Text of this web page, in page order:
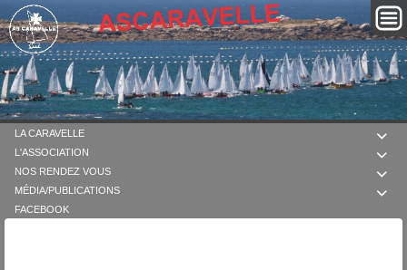

LA CARAVELLE

L'ASSOCIATION

NOS RENDEZ VOUS

MÉDIA/PUBLICATIONS
FACEBOOK